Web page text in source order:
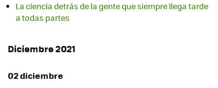
La ciencia detrás de la gente que siempre llega tarde
a todas partes
Diciembre 2021
02 diciembre